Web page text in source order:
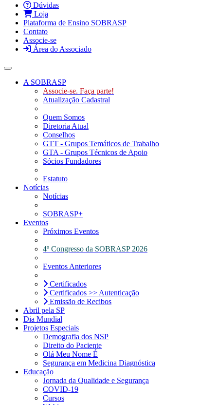
Dúvidas
Loja
Plataforma de Ensino SOBRASP
Contato
Associe-se
Área do Associado
Toggle navigation
A SOBRASP
Associe-se. Faça parte!
Atualização Cadastral
Quem Somos
Diretoria Atual
Conselhos
GTT - Grupos Temáticos de Trabalho
GTA - Grupos Técnicos de Apoio
Sócios Fundadores
Estatuto
Notícias
Notícias
SOBRASP+
Eventos
Próximos Eventos
4º Congresso da SOBRASP 2026
Eventos Anteriores
Certificados
Certificados >> Autenticação
Emissão de Recibos
Abril pela SP
Dia Mundial
Projetos Especiais
Demografia dos NSP
Direito do Paciente
Olá Meu Nome É
Segurança em Medicina Diagnóstica
Educação
Jornada da Qualidade e Segurança
COVID-19
Cursos